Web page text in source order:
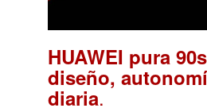
HUAWEI pura
diseño,
diaria.